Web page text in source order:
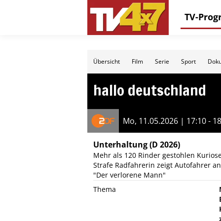
TV-
Übersicht Film Serie Sport
hallo deutschland
Mo, 11.05.2026 | 17:10 -
Unterhaltung(D 2026)
Mehr als 120 Rinder gestohlen
Strafe Radfahrerin zeigt Autofahrer
"Der verlorene Mann"
Thema